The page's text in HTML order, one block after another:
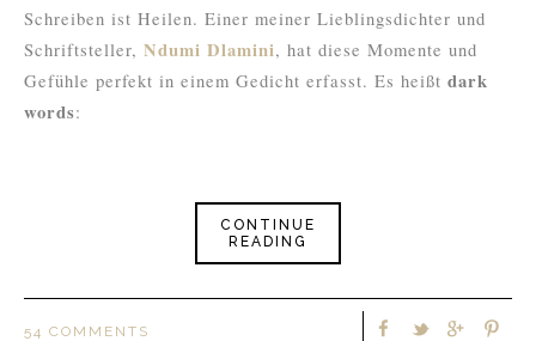
Schreiben ist Heilen. Einer meiner Lieblingsdichter und
Schriftsteller, Ndumi Dlamini, hat diese Momente und
Gefühle perfekt in einem Gedicht erfasst. Es heißt dark
words:
CONTINUE
READING
54 COMMENTS